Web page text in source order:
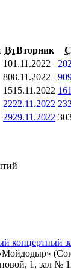
ВтВторник
101.11.2022 2
808.11.2022 9
1515.11.2022 16
2222.11.2022 23
2929.11.2022 30
концертный
1, зал №